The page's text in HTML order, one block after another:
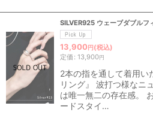
SILVER925 ウェーブダブルフ
13,900円(税込)
定価 : 13,900円
2本の指を通して着用い
リング』 波打つ様なニ
は唯一無二の存在感。
ードスタイ…